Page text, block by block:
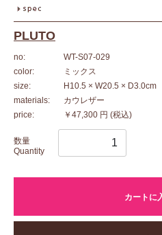
PLUTO
no:
WT-S07-029
color:
ミックス
size:
H10.5 × W20.5 × D3.0cm
materials:
カウレザー
price:
￥47,300 円 (税込)
数量
Quantity
カートに